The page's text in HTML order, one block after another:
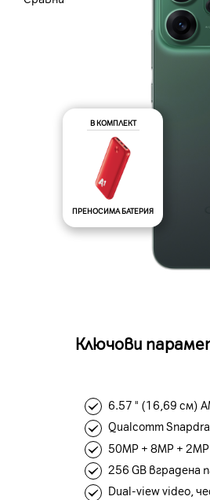
В КОМПЛЕКТ
ПРЕНОСИМА БАТЕРИЯ
Ключови
6.57 " (16,69 см)
Qualcomm
50MP + 8MP +
256 GB вградена
Dual-view video,